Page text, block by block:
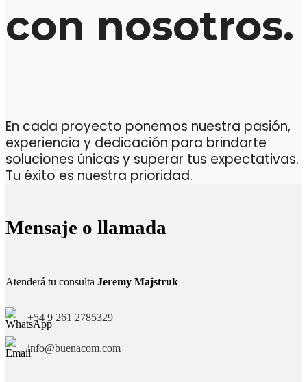
con nosotros.
En cada proyecto ponemos nuestra pasión,
experiencia y dedicación para brindarte
soluciones únicas y superar tus expectativas.
Tu éxito es nuestra prioridad.
Mensaje o llamada
Atenderá tu consulta Jeremy Majstruk
+54 9 261 2785329
info@buenacom.com